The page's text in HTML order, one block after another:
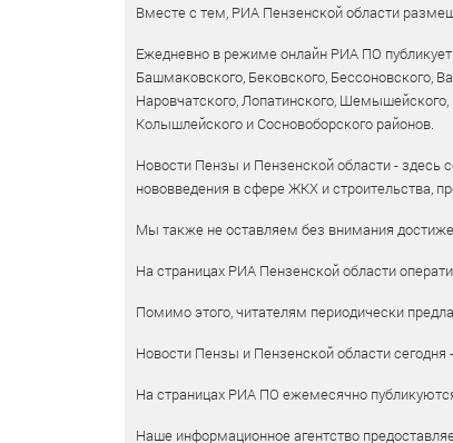
Вместе с тем, РИА Пензенской области
Ежедневно в режиме онлайн РИА ПО публикует
Башмаковского, Бековского, Бессоновского,
Наровчатского, Лопатинского,
Колышлейского и Сосновоборского районов.
Новости Пензы и Пензенской области - здесь
нововведения в сфере ЖКХ и строительства,
Мы также не оставляем без внимания
На страницах РИА Пензенской области
Помимо этого, читателям периодически
Новости Пензы и Пензенской области
На страницах РИА ПО ежемесячно
Наше информационное агентство